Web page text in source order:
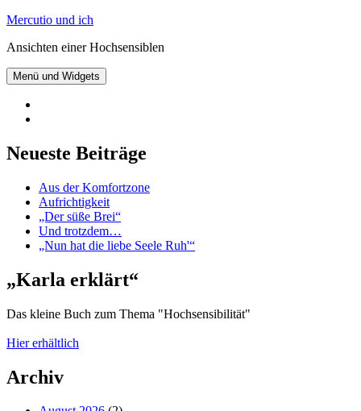
Zum
springen
Mercutio und ich
Ansichten einer Hochsensiblen
Menü und Widgets
Neueste Beiträge
Aus der Komfortzone
Aufrichtigkeit
„Der süße Brei“
Und trotzdem…
„Nun hat die liebe Seele Ruh'“
„Karla erklärt“
Das kleine Buch zum Thema "Hochsensibilität"
Hier erhältlich
Archiv